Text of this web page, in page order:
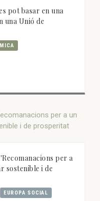
pot basar en una
una Unió de
per a
sostenible i de
EUROPA SOCIAL